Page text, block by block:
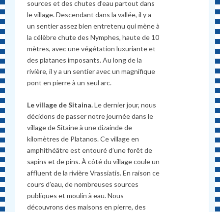
sources et des chutes d’eau partout dans
le village. Descendant dans la vallée, il y a
un sentier assez bien entretenu qui mène à
la célèbre chute des Nymphes, haute de 10
mètres, avec une végétation luxuriante et
des platanes imposants. Au long de la
rivière, il y a un sentier avec un magnifique
pont en pierre à un seul arc.
Le village de Sitaina.Le dernier jour, nous
décidons de passer notre journée dans le
village de Sitaine à une dizainde de
kilomètres de Platanos. Ce village en
amphithéâtre est entouré d’une forêt de
sapins et de pins. À côté du village coule un
affluent de la rivière Vrassiatis. En raison ce
cours d’eau, de nombreuses sources
publiques et moulin à eau. Nous
découvrons des maisons en pierre, des